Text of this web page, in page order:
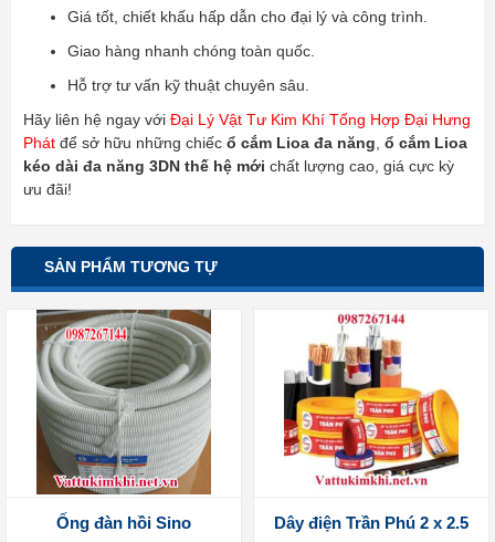
Giá tốt, chiết khấu hấp dẫn cho đại lý và công trình.
Giao hàng nhanh chóng toàn quốc.
Hỗ trợ tư vấn kỹ thuật chuyên sâu.
Hãy liên hệ ngay với Đại Lý Vật Tư Kim Khí Tổng Hợp Đại Hưng
Phát để sở hữu những chiếc ổ cắm Lioa đa năng ổ cắm Lioa
kéo dài đa năng 3DN thế hệ mới chất lượng cao, giá cực kỳ
ưu đãi!
SẢN PHẨM TƯƠNG TỰ
Ống đàn hồi Sino
Dây điện Trần Phú 2 x 2.5